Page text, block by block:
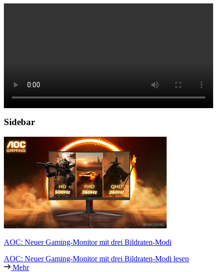
Sidebar
AOC: Neuer Gaming-Monitor mit drei Bildraten-Modi
AOC: Neuer Gaming-Monitor mit drei Bildraten-Modi lesen
Mehr